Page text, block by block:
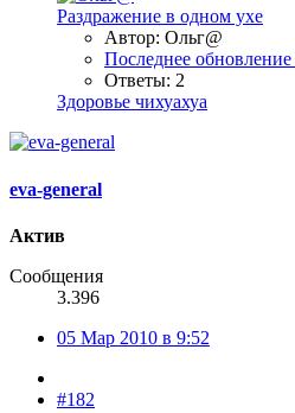
Раздражение в одном ухе
Автор: Ольг@
Последнее обновление
Ответы: 2
Здоровье чихуахуа
eva-general
Актив
Сообщения
3.396
05 Мар 2010 в 9:52
#182